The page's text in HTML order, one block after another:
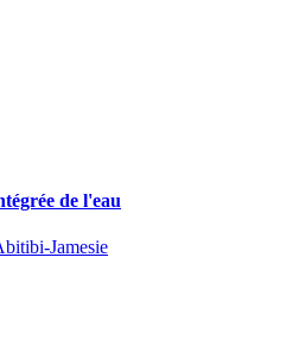
de l'eau
Jamesie